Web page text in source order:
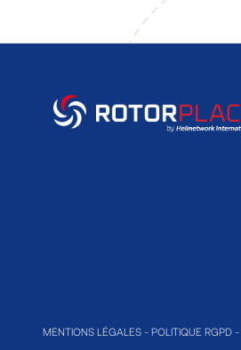
MENTIONS LÉGALES - POLITIQUE RGPD -